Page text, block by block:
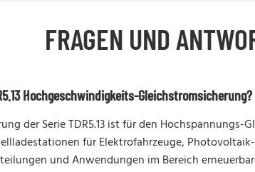
FRAGEN UND
Hochgeschwindigkeits-Gleichstromsicherung?
der Serie TDR5.13 ist für den Hochspannungs-
für Elektrofahrzeuge,
und Anwendungen im Bereich